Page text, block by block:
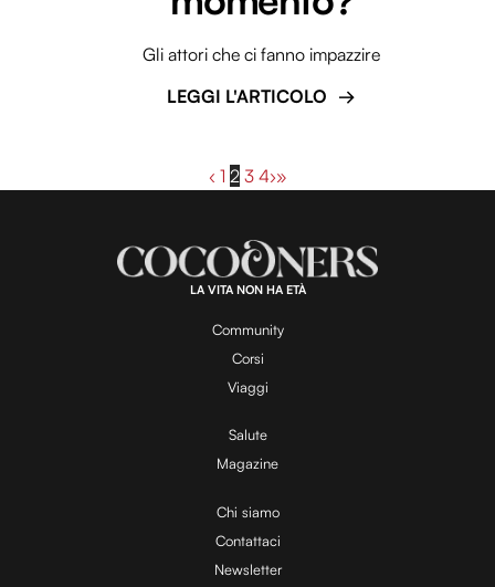
Gli attori che ci fanno impazzire
LEGGI L'ARTICOLO
‹ 1 2 3 4›»
LA VITA NON HA ETÀ
Community
Corsi
Viaggi
Salute
Magazine
Chi siamo
Contattaci
Newsletter